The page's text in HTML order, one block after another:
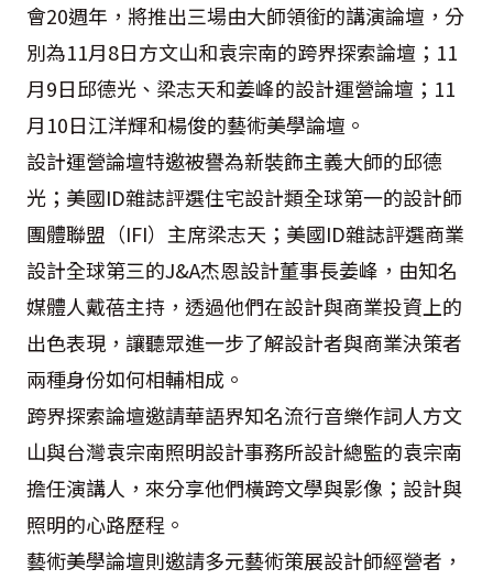
會20週年，將推出三場由大師領銜的講演論壇，分
別為11月8日方文山和袁宗南的跨界探索論壇； 11
月9日邱德光、梁志天和姜峰的設計運營論壇； 11
月10日江洋輝和楊俊的藝術美學論壇。
設計運營論壇特邀被譽為新裝飾主義大師的邱德
光；美國ID雜誌評選住宅設計類全球第一的設計師
團體聯盟（IFI）主席梁志天；美國ID雜誌評選商業
設計全球第三的J&A杰恩設計董事長姜峰，由知名
媒體人戴蓓主持，透過他們在設計與商業投資上的
出色表現，讓聽眾進一步了解設計者與商業決策者
兩種身份如何相輔相成。
跨界探索論壇邀請華語界知名流行音樂作詞人方文
山與台灣袁宗南照明設計事務所設計總監的袁宗南
擔任演講人，來分享他們橫跨文學與影像；設計與
照明的心路歷程。
藝術美學論壇則邀請多元藝術策展設計師經營者，